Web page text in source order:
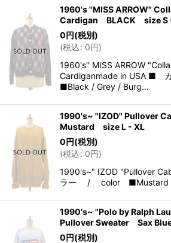
1960's "MISS ARROW"
Cardigan BLACK size S (
0円(税別)
(税込: 0円)
1960's" MISS ARROW
Cardiganmade in USA
■Black / Grey / Burg…
1990's~ "IZOD" Pullover
Mustard size L - XL
0円(税別)
(税込: 0円)
1990's~" IZOD "Pullover
ラー / color ■Mustard
1990's~ "Polo by Ralph
Pullover Sweater Sax
0円(税別)